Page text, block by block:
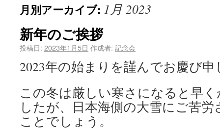
月別アーカイブ: 1月 2023
新年のご挨拶
投稿日: 2023年1月5日 作成者: 記念会
2023年の始まりを謹んでお慶び
この冬は厳しい寒さになると早
したが、日本海側の大雪にご苦
ことでしょう。